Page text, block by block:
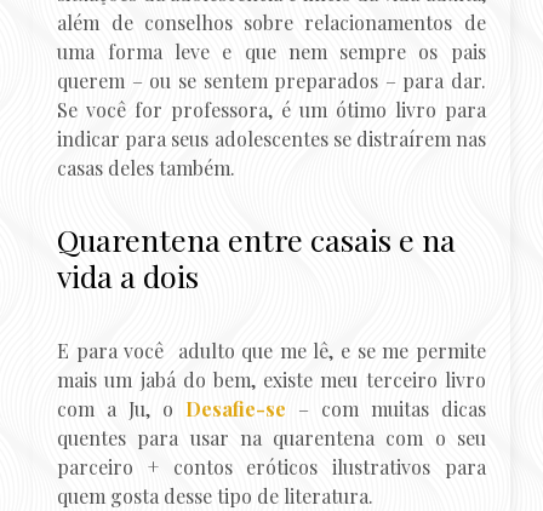
além de conselhos sobre relacionamentos de
uma forma leve e que nem sempre os pais
querem – ou se sentem preparados – para dar.
Se você for professora, é um ótimo livro para
indicar para seus adolescentes se distraírem nas
casas deles também.
Quarentena entre casais e na
vida a dois
E para você adulto que me lê, e se me permite
mais um jabá do bem, existe meu terceiro livro
com a Ju, o Desafie-se – com muitas dicas
quentes para usar na quarentena com o seu
parceiro + contos eróticos ilustrativos para
quem gosta desse tipo de literatura.